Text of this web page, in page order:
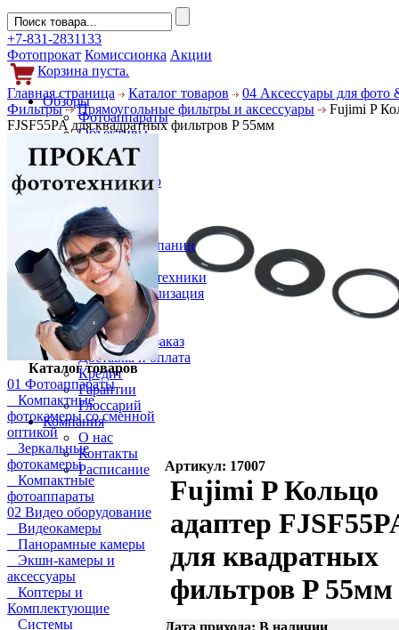
+7-831-2831133
Фотопрокат Комиссионка Акции
Корзина пуста.
Обзоры
Фотоаппараты
Объективы
Фильтры
Новости
Фото и видео
Аксессуары
Слухи
Новости компании
Услуги
Прокат фототехники
Выкуп и реализация
Покупателям
Акции
Как сделать заказ
Доставка и оплата
Кредит
Гарантии
Глоссарий
Компания
О нас
Контакты
Расписание
Главная страница Каталог товаров
04 Аксессуары для фото
Фильтры
Прямоугольные фильтры и аксессуары
Fujimi P
FJSF55PA для квадратных фильтров P 55мм
Каталог товаров
01 Фотоаппараты
Компактные
фотокамеры со сменной
оптикой
Зеркальные
фотокамеры
Компактные
фотоаппараты
02 Видео оборудование
Видеокамеры
Панорамные камеры
Экшн-камеры и
аксессуары
Коптеры и
Комплектующие
Системы
Артикул: 17007
Fujimi P Кольцо
адаптер
для квадратных
фильтров P 55мм
Дата прихода: В наличии